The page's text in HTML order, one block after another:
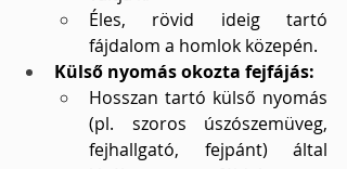
Éles, rövid ideig tartó
fájdalom a homlok közepén.
Külső nyomás okozta fejfájás:
Hosszan tartó külső nyomás
(pl. szoros úszószemüveg,
fejhallgató, fejpánt) által